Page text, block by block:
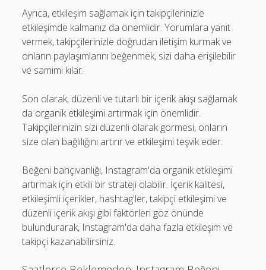
Ayrıca, etkileşim sağlamak için takipçilerinizle
etkileşimde kalmanız da önemlidir. Yorumlara yanıt
vermek, takipçilerinizle doğrudan iletişim kurmak ve
onların paylaşımlarını beğenmek, sizi daha erişilebilir
ve samimi kılar.
Son olarak, düzenli ve tutarlı bir içerik akışı sağlamak
da organik etkileşimi artırmak için önemlidir.
Takipçilerinizin sizi düzenli olarak görmesi, onların
size olan bağlılığını artırır ve etkileşimi teşvik eder.
Beğeni bahçıvanlığı, Instagram'da organik etkileşimi
artırmak için etkili bir strateji olabilir. İçerik kalitesi,
etkileşimli içerikler, hashtag'ler, takipçi etkileşimi ve
düzenli içerik akışı gibi faktörleri göz önünde
bulundurarak, Instagram'da daha fazla etkileşim ve
takipçi kazanabilirsiniz.